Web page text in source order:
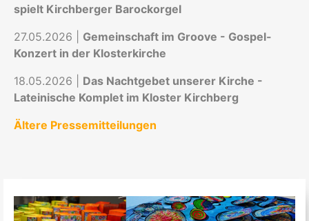
spielt Kirchberger Barockorgel
27.05.2026 | Gemeinschaft im Groove - Gospel-
Konzert in der Klosterkirche
18.05.2026 | Das Nachtgebet unserer Kirche -
Lateinische Komplet im Kloster Kirchberg
Ältere Pressemitteilungen